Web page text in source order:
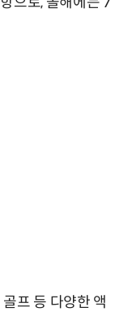
프 등 다양한 액